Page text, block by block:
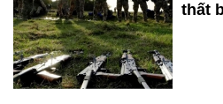
thất